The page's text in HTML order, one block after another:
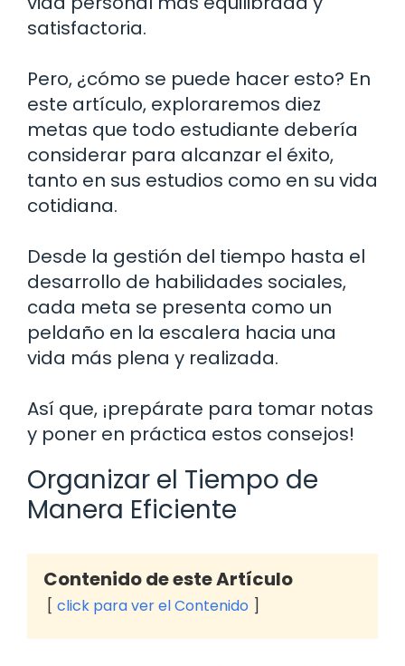
satisfactoria.
Pero, ¿cómo se puede hacer esto? En
este artículo, exploraremos diez
metas que todo estudiante debería
considerar para alcanzar el éxito,
tanto en sus estudios como en su vida
cotidiana.
Desde la gestión del tiempo hasta el
desarrollo de habilidades sociales,
cada meta se presenta como un
peldaño en la escalera hacia una
vida más plena y realizada.
Así que, ¡prepárate para tomar notas
y poner en práctica estos consejos!
Organizar el Tiempo de
Manera Eficiente
Contenido de este Artículo
click para ver el Contenido